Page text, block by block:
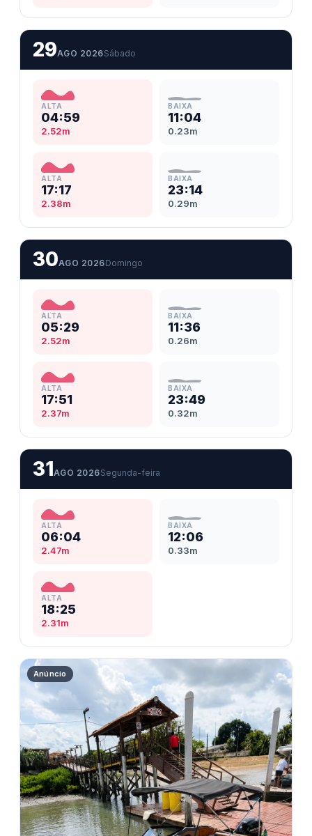
29AGO 2026Sábado
ALTA
04:59
2.52m
BAIXA
11:04
0.23m
ALTA
17:17
2.38m
BAIXA
23:14
0.29m
30AGO 2026Domingo
ALTA
05:29
2.52m
BAIXA
11:36
0.26m
ALTA
17:51
2.37m
BAIXA
23:49
0.32m
31AGO 2026Segunda-feira
ALTA
06:04
2.47m
BAIXA
12:06
0.33m
ALTA
18:25
2.31m
Anúncio